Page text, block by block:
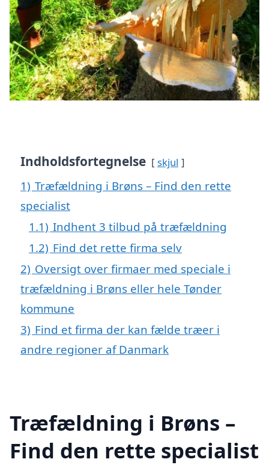
Indholdsfortegnelse skjul
1) Træfældning i Brøns – Find den rette
specialist
1.1) Indhent 3 tilbud på træfældning
1.2) Find det rette firma selv
2) Oversigt over firmaer med speciale i
træfældning i Brøns eller hele Tønder
kommune
3) Find et firma der kan fælde træer i
andre regioner af Danmark
Træfældning i Brøns –
Find den rette specialist